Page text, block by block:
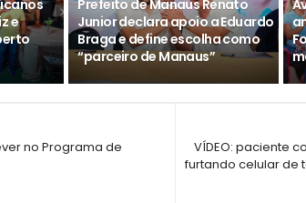
e
Prefeito de Manaus Renato
Junior declara apoio a Eduardo
Braga e define escolha como
“parceiro de Manaus”
VÍDEO: paciente
furtando celular de
no Programa de